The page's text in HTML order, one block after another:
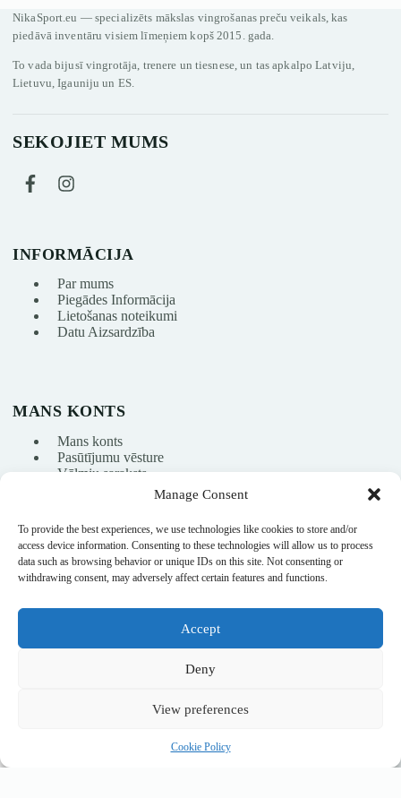
Manage Consent
To provide the best experiences, we use technologies like cookies to store and/or
access device information. Consenting to these technologies will allow us to process
data such as browsing behavior or unique IDs on this site. Not consenting or
withdrawing consent, may adversely affect certain features and functions.
Accept
Deny
View preferences
Cookie Policy
NikaSport.eu — specializēts mākslas vingrošanas preču veikals, kas
piedāvā inventāru visiem līmeņiem kopš 2015. gada.
To vada bijusī vingrotāja, trenere un tiesnese, un tas apkalpo Latviju,
Lietuvu, Igauniju un ES.
SEKOJIET MUMS
INFORMĀCIJA
Par mums
Piegādes Informācija
Lietošanas noteikumi
Datu Aizsardzība
MANS KONTS
Mans konts
Pasūtījumu vēsture
Vēlmju saraksts
info@nikasport.eu
+371 28228266
© 2015–2026 · Mākslas vingrošanas veikals · NikaSport.eu · SIA